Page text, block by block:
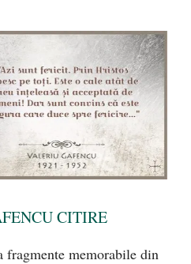
CITIRE
memorabile din